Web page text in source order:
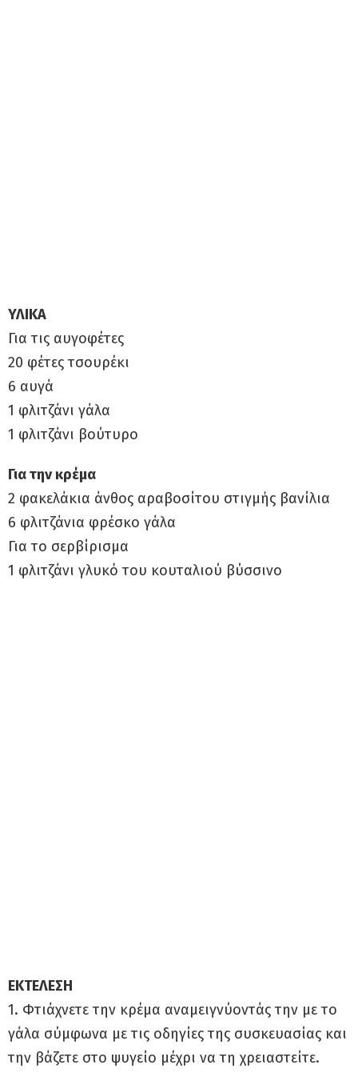
ΥΛΙΚΑ
Για τις αυγοφέτες
20 φέτες τσουρέκι
6 αυγά
1 φλιτζάνι γάλα
1 φλιτζάνι βούτυρο
Για την κρέμα
2 φακελάκια άνθος αραβοσίτου στιγμής βανίλια
6 φλιτζάνια φρέσκο γάλα
Για το σερβίρισμα
1 φλιτζάνι γλυκό του κουταλιού βύσσινο
ΕΚΤΕΛΕΣΗ
1. Φτιάχνετε την κρέμα αναμειγνύοντάς την με το
γάλα σύμφωνα με τις οδηγίες της συσκευασίας και
την βάζετε στο ψυγείο μέχρι να τη χρειαστείτε.